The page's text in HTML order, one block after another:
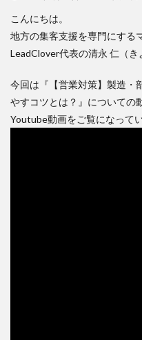
こんにちは。
地方の集客支援を専門にする
LeadClover代表の清永 仁（き
今回は『【営業対策】製造・
やすコツとは？』についての
Youtube動画をご覧になって